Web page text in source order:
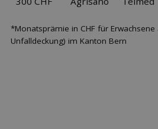
*Monatsprämie in CHF für Erwachsene
Unfalldeckung) im Kanton Bern